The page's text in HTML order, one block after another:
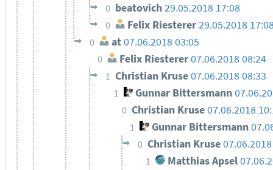
0 beatovich29.05.2018 17:08
0 Felix Riesterer29.05.2018
0 at07.06.2018 03:05
0 Felix Riesterer07.06.2018 08:24
1 Christian Kruse07.06.2018 08:33
1 Gunnar Bittersmann
0 Christian Kruse07.06.2018
1 Gunnar Bittersmann
0 Christian Kruse
1 Matthias Apsel